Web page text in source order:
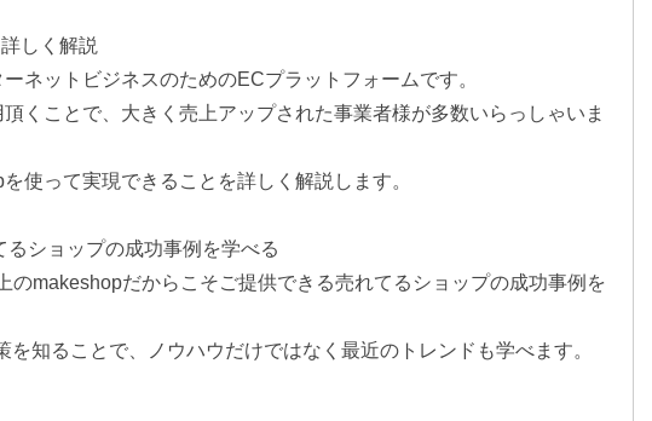
しく解説
ネットビジネスのためのECプラットフォームです。
くことで、大きく売上アップされた事業者様が多数いらっしゃいま
使って実現できることを詳しく解説します。
るショップの成功事例を学べる
makeshopだからこそご提供できる売れてるショップの成功事例を
知ることで、ノウハウだけではなく最近のトレンドも学べます。